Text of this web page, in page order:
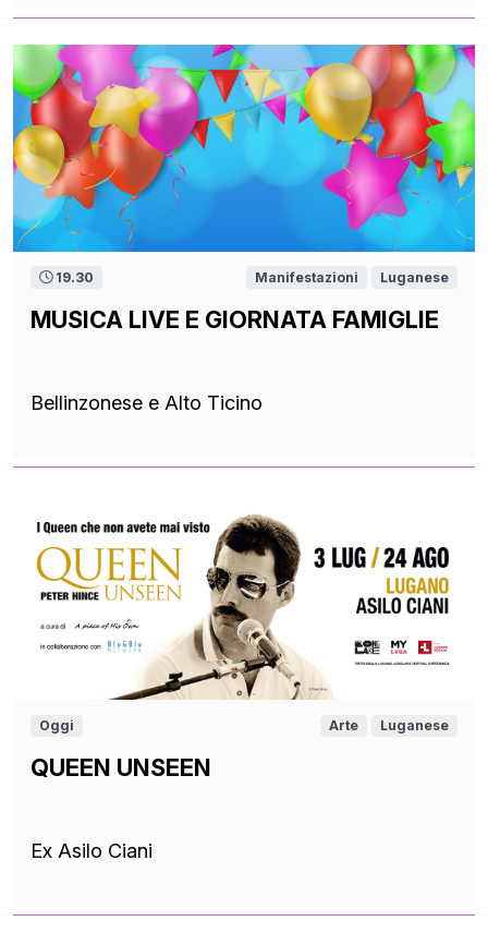
19.30 Manifestazioni Luganese
MUSICA LIVE E GIORNATA FAMIGLIE
Bellinzonese e Alto Ticino
Oggi Arte Luganese
QUEEN UNSEEN
Ex Asilo Ciani